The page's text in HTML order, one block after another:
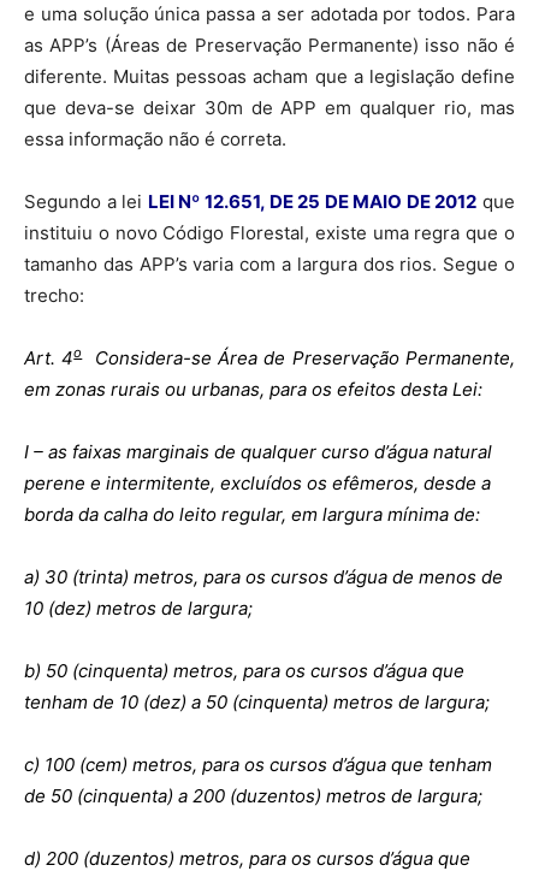
e uma solução única passa a ser adotada por todos. Para
as APP’s (Áreas de Preservação Permanente) isso não é
diferente. Muitas pessoas acham que a legislação define
que deva-se deixar 30m de APP em qualquer rio, mas
essa informação não é correta.
Segundo a lei LEI Nº 12.651, DE 25 DE MAIO DE 2012 que
instituiu o novo Código Florestal, existe uma regra que o
tamanho das APP’s varia com a largura dos rios. Segue o
trecho:
Art. 4oConsidera-se Área de Preservação Permanente,
em zonas rurais ou urbanas, para os efeitos desta Lei:
I – as faixas marginais de qualquer curso d’água natural
perene e intermitente, excluídos os efêmeros, desde a
borda da calha do leito regular, em largura mínima de:
a) 30 (trinta) metros, para os cursos d’água de menos de
10 (dez) metros de largura;
b) 50 (cinquenta) metros, para os cursos d’água que
tenham de 10 (dez) a 50 (cinquenta) metros de largura;
c) 100 (cem) metros, para os cursos d’água que tenham
de 50 (cinquenta) a 200 (duzentos) metros de largura;
d) 200 (duzentos) metros, para os cursos d’água que